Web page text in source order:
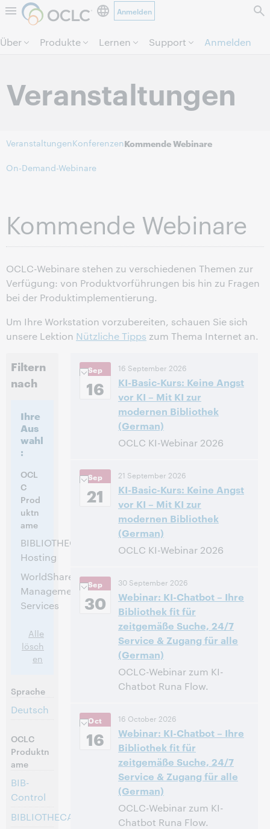
Direkt zum Seiteninhalt.
Anmelden
Über Produkte Lernen Support Anmelden
Veranstaltungen
VeranstaltungenKonferenzenKommende Webinare
On-Demand-Webinare
Kommende Webinare
OCLC-Webinare stehen zu verschiedenen Themen zur
Verfügung: von Produktvorführungen bis hin zu Fragen
bei der Produktimplementierung.
Um Ihre Workstation vorzubereiten, schauen Sie sich
unsere Lektion Nützliche Tipps zum Thema Internet an.
Filtern
nach
Ihre
Aus
wahl
:
OCL
C
Prod
uktn
ame
BIBLIOTHECA
Hosting
WorldShare
Management
Services
Alle
lösch
en
Sprache
Deutsch
OCLC
Produktn
ame
BIB-
Control
BIBLIOTHECA
Sep
16
16 September 2026
KI-Basic-Kurs: Keine Angst
vor KI – Mit KI zur
modernen Bibliothek
(German)
OCLC KI-Webinar 2026
[Summer] Time [UTC +2]
Anmelden
Sep
21
21 September 2026
KI-Basic-Kurs: Keine Angst
vor KI – Mit KI zur
modernen Bibliothek
(German)
OCLC KI-Webinar 2026
[Summer] Time [UTC +2]
Anmelden
Sep
30
30 September 2026
Webinar: KI-Chatbot – Ihre
Bibliothek fit für
zeitgemäße Suche, 24/7
Service & Zugang für alle
(German)
OCLC-Webinar zum KI-
Chatbot Runa Flow.
[Summer] Time [UTC +2]
Anmelden
Oct
16
16 October 2026
Webinar: KI-Chatbot – Ihre
Bibliothek fit für
zeitgemäße Suche, 24/7
Service & Zugang für alle
(German)
OCLC-Webinar zum KI-
Chatbot Runa Flow.